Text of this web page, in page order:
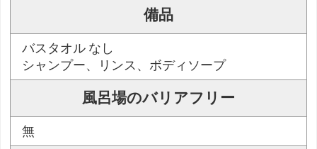
備品
バスタオル なし
シャンプー、リンス、ボディソープ
風呂場のバリアフリー
無